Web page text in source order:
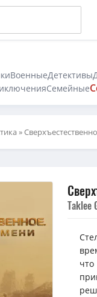
ВоенныеДетективы
Семейные
»
Taklee